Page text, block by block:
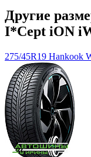
Другие
I*Cept iON
275/45R19 Hankook